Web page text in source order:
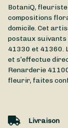
BotaniQ, fleuriste
compositions
domicile. Cet
postaux suivants
41330 et 41360.
et s’effectue
Renarderie
fleurir, faites
Livraison